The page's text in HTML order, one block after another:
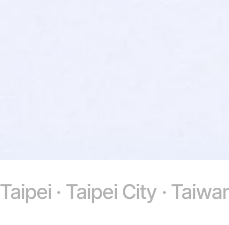
Taipei · Taipei City ·